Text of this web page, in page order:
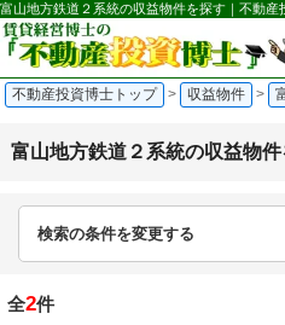
富山地方鉄道２系統の収益物件を探す｜不動産
不動産投資博士トップ > 収益物件 >
富山地方鉄道２系統の収益物
検索の条件を変更する
全2件